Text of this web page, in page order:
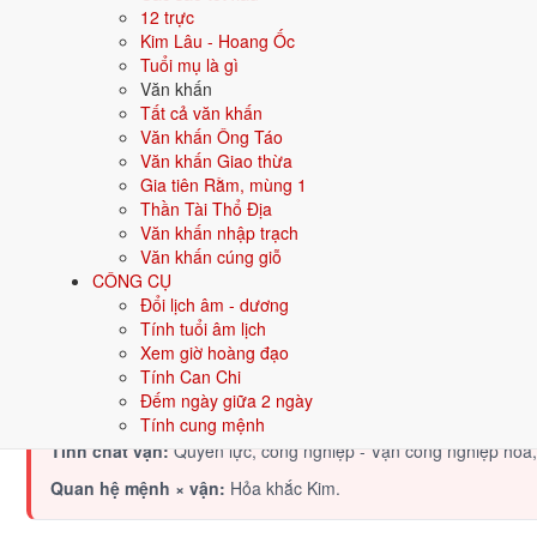
12 trực
Kim Lâu - Hoang Ốc
Tuổi mụ là gì
Văn khấn
Tất cả văn khấn
Văn khấn Ông Táo
Văn khấn Giao thừa
Gia tiên Rằm, mùng 1
Thần Tài Thổ Địa
Văn khấn nhập trạch
Văn khấn cúng giỗ
CÔNG CỤ
Đổi lịch âm - dương
Tính tuổi âm lịch
Xem giờ hoàng đạo
Tính Can Chi
Đếm ngày giữa 2 ngày
Tính cung mệnh
Ý nghĩa nạp âm Thiên Thượng Hỏa
Người sinh năm1979mang nạp âm
Tượng trưng cho lửa, sự nhiệt huyết, năng lượng. Người mệnh
Tìm hiểu chi tiết nạp âm Thiên Thượng Hỏa: màu hợp, hướng tốt,
Quan hệ Can × Chi (Thổ - Thổ bình hòa):
Điểm mạnh:Tập trung, kiên định, làm việc gì cũng theo đuổi
Điểm cần lưu ý:Có thể cứng nhắc, thiếu linh hoạt khi tình
Bối cảnh vận khí khi sinh năm 1979
Người sinh năm1979rơi vào
của thời đại để khẳng định mình, nhưng nếu vượt được sẽ tạo nên
Tính chất vận: Quyền lực, công nghiệp - Vận công nghiệp
Quan hệ mệnh × vận: Hỏa khắc Kim.